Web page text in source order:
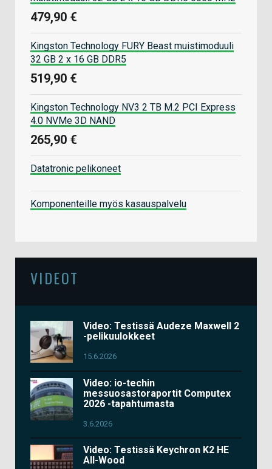
479,90 €
Kingston Technology FURY Beast muistimoduuli
32 GB 2 x 16 GB DDR5
519,90 €
Kingston Technology NV3 2 TB M.2 PCI Express
4.0 NVMe 3D NAND
265,90 €
Datatronic pelikoneet
Komponenteille myös kasauspalvelu
VIDEOT
Video: Testissä Audeze Maxwell 2
-pelikuulokkeet
15.6.2026
Video: io-techin
messuosastoraportit Computex
2026 -tapahtumasta
3.6.2026
Video: Testissä Keychron K2 HE
All-Wood